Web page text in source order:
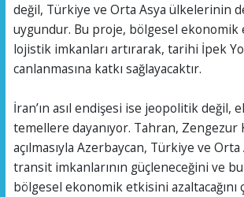
değil, Türkiye ve Orta Asya ülkelerinin
uygundur. Bu proje, bölgesel ekonomik
lojistik imkanları artırarak, tarihi İpek
canlanmasına katkı sağlayacaktır.
İran’ın asıl endişesi ise jeopolitik değil,
temellere dayanıyor. Tahran, Zengezur
açılmasıyla Azerbaycan, Türkiye ve
transit imkanlarının güçleneceğini ve
bölgesel ekonomik etkisini azaltacağını